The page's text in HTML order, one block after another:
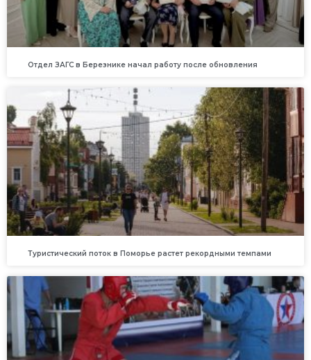
Отдел ЗАГС в Березнике начал работу после обновления
Туристический поток в Поморье растет рекордными темпами